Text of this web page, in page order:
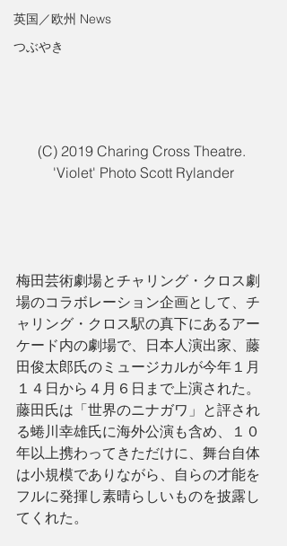
英国／欧州 News
つぶやき
(C) 2019 Charing Cross Theatre.
'Violet' Photo Scott Rylander
梅田芸術劇場とチャリング・クロス劇
場のコラボレーション企画として、チ
ャリング・クロス駅の真下にあるアー
ケード内の劇場で、日本人演出家、藤
田俊太郎氏のミュージカルが今年１月
１４日から４月６日まで上演された。
藤田氏は「世界のニナガワ」と評され
る蜷川幸雄氏に海外公演も含め、１０
年以上携わってきただけに、舞台自体
は小規模でありながら、自らの才能を
フルに発揮し素晴らしいものを披露し
てくれた。